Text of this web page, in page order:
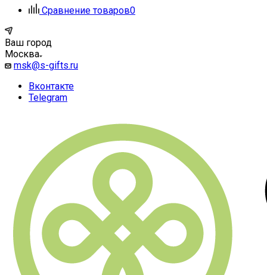
Сравнение товаров0
Ваш город
Москва
msk@s-gifts.ru
Вконтакте
Telegram